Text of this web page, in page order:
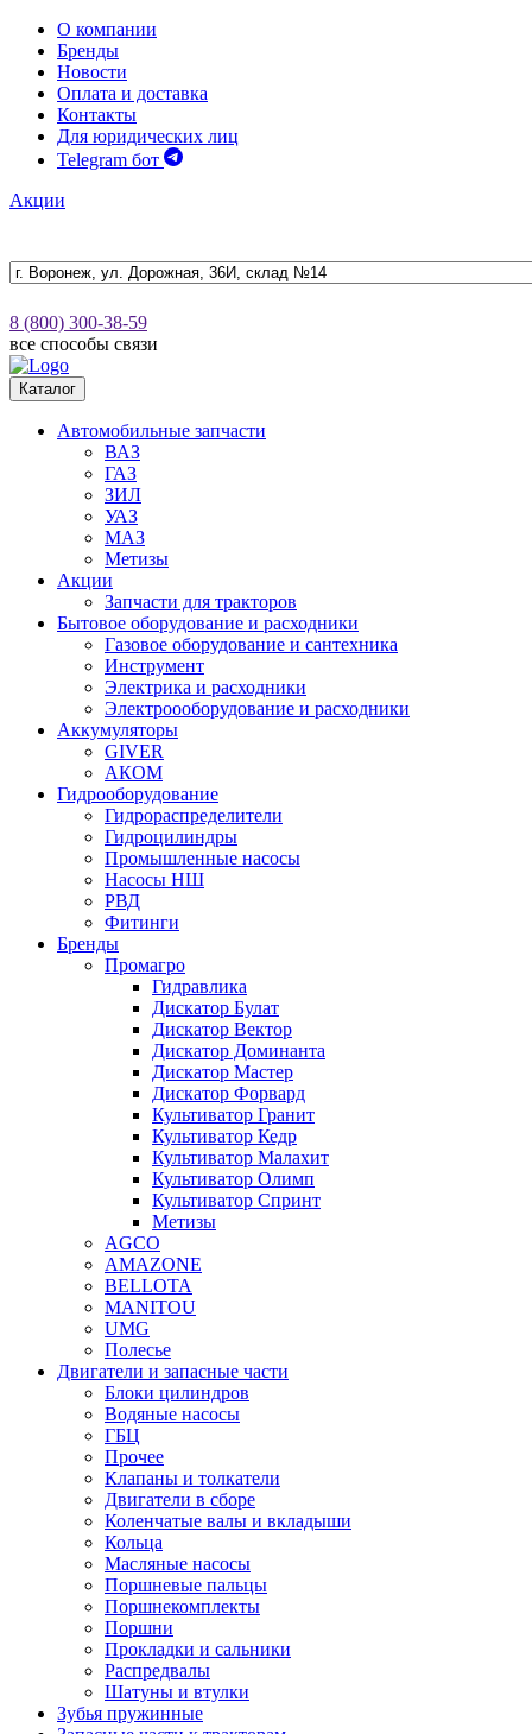
О компании
Бренды
Новости
Оплата и доставка
Контакты
Для юридических лиц
Telegram бот
Акции
8 (800) 300-38-59
все способы связи
Каталог
Автомобильные запчасти
ВАЗ
ГАЗ
ЗИЛ
УАЗ
МАЗ
Метизы
Акции
Запчасти для тракторов
Бытовое оборудование и расходники
Газовое оборудование и сантехника
Инструмент
Электрика и расходники
Электроооборудование и расходники
Аккумуляторы
GIVER
АКОМ
Гидрооборудование
Гидрораспределители
Гидроцилиндры
Промышленные насосы
Насосы НШ
РВД
Фитинги
Бренды
Промагро
Гидравлика
Дискатор Булат
Дискатор Вектор
Дискатор Доминанта
Дискатор Мастер
Дискатор Форвард
Культиватор Гранит
Культиватор Кедр
Культиватор Малахит
Культиватор Олимп
Культиватор Спринт
Метизы
AGCO
AMAZONE
BELLOTA
MANITOU
UMG
Полесье
Двигатели и запасные части
Блоки цилиндров
Водяные насосы
ГБЦ
Прочее
Клапаны и толкатели
Двигатели в сборе
Коленчатые валы и вкладыши
Кольца
Масляные насосы
Поршневые пальцы
Поршнекомплекты
Поршни
Прокладки и сальники
Распредвалы
Шатуны и втулки
Зубья пружинные